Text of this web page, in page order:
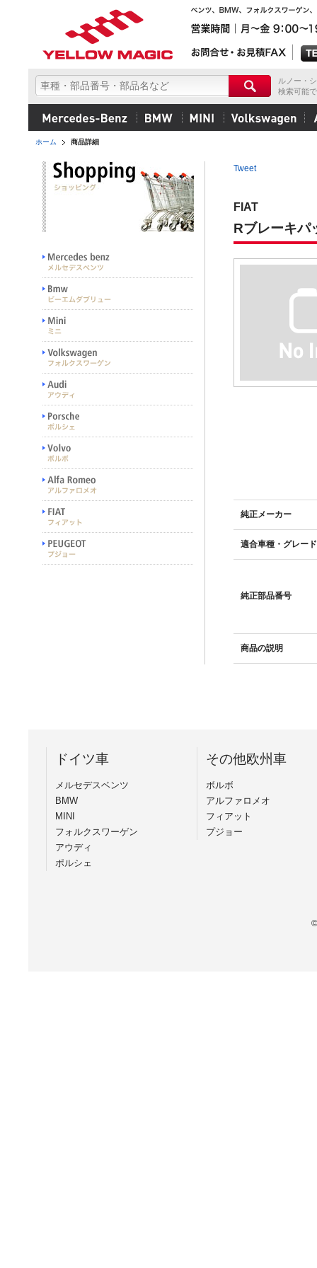
ルノー・
検索可能
ホーム 商品詳細
Tweet
FIAT
Rブレーキパ
純正メーカー
適合車種・グレー
純正部品番号
商品の説明
ドイツ車
メルセデスベンツ
BMW
MINI
フォルクスワーゲン
アウディ
ポルシェ
その他欧州車
ボルボ
アルファロメオ
フィアット
プジョー